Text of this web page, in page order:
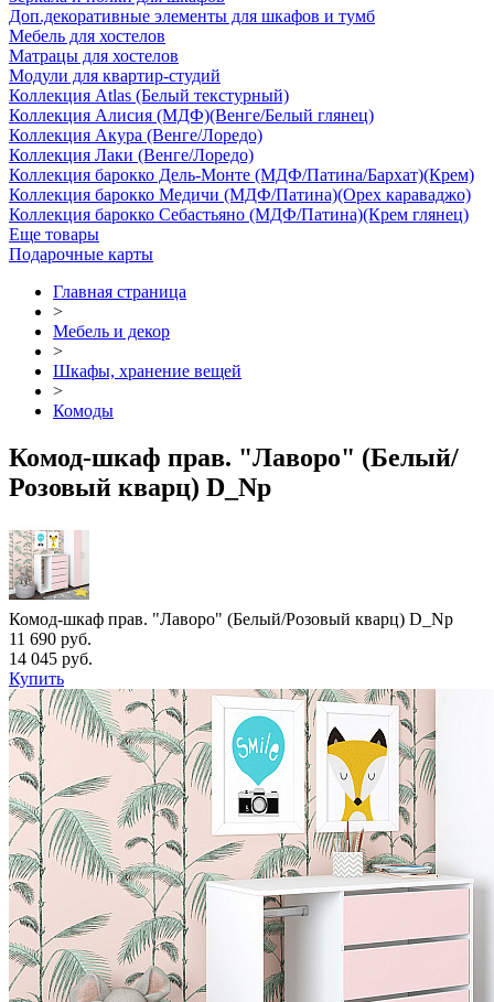
Доп.декоративные элементы для шкафов и тумб
Мебель для хостелов
Матрацы для хостелов
Модули для квартир-студий
Коллекция Atlas (Белый текстурный)
Коллекция Алисия (МДФ)(Венге/Белый глянец)
Коллекция Акура (Венге/Лоредо)
Коллекция Лаки (Венге/Лоредо)
Коллекция барокко Дель-Монте (МДФ/Патина/Бархат)(Крем)
Коллекция барокко Медичи (МДФ/Патина)(Орех караваджо)
Коллекция барокко Себастьяно (МДФ/Патина)(Крем глянец)
Еще товары
Подарочные карты
Главная страница
>
Мебель и декор
>
Шкафы, хранение вещей
>
Комоды
Комод-шкаф прав. "Лаворо" (Белый/
Розовый кварц) D_Np
Комод-шкаф прав. "Лаворо" (Белый/Розовый кварц) D_Np
11 690 руб.
14 045 руб.
Купить